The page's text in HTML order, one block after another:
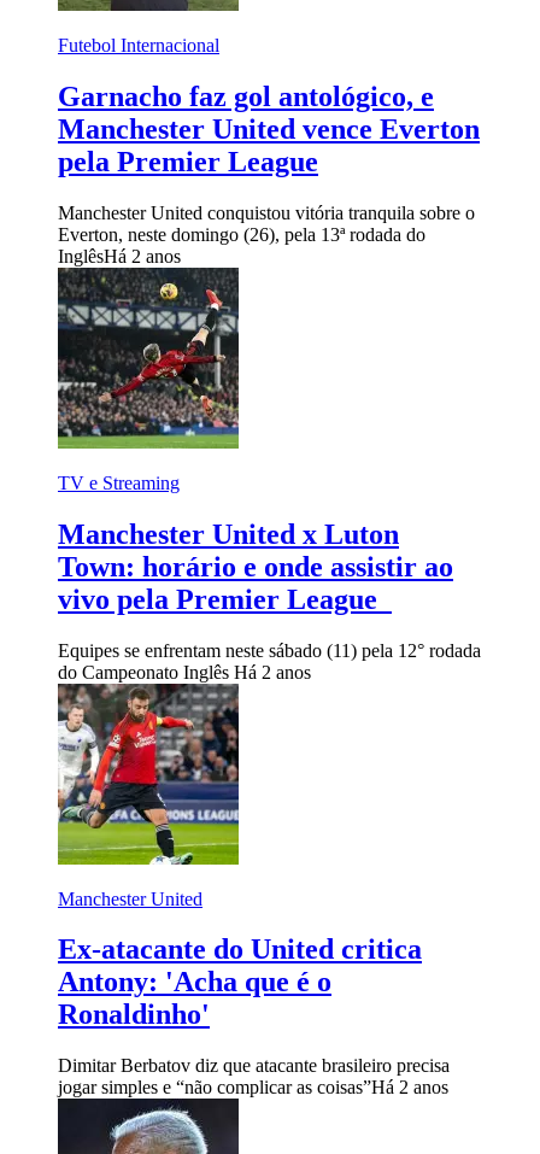
Futebol Internacional
Garnacho faz gol antológico, e
Manchester United vence Everton
pela Premier League
Manchester United conquistou vitória tranquila sobre o
Everton, neste domingo (26), pela 13ª rodada do
InglêsHá 2 anos
TV e Streaming
Manchester United x Luton
Town: horário e onde assistir ao
vivo pela Premier League
Equipes se enfrentam neste sábado (11) pela 12° rodada
do Campeonato Inglês Há 2 anos
Manchester United
Ex-atacante do United critica
Antony: 'Acha que é o
Ronaldinho'
Dimitar Berbatov diz que atacante brasileiro precisa
jogar simples e “não complicar as coisas”Há 2 anos